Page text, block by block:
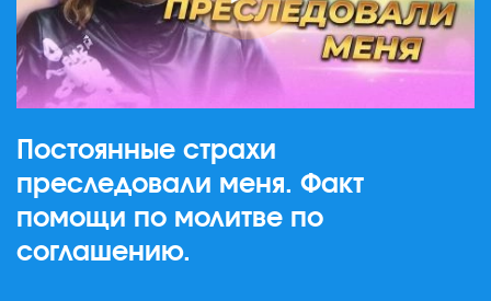
Постоянные страхи
преследовали меня. Факт
помощи по молитве по
соглашению.